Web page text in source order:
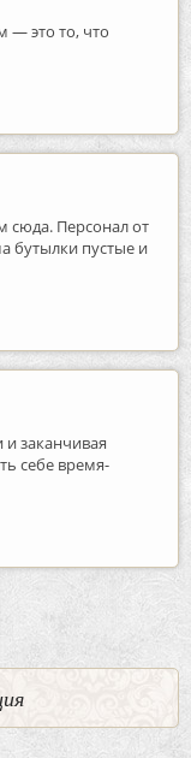
— это то, что
сюда. Персонал от
бутылки пустые и
заканчивая
себе время-